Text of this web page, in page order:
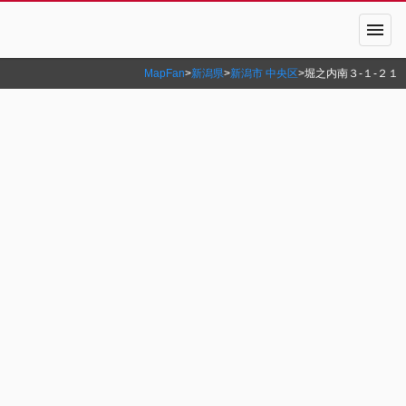
menu
MapFan>新潟県>新潟市 中央区>堀之内南３‐１‐２１